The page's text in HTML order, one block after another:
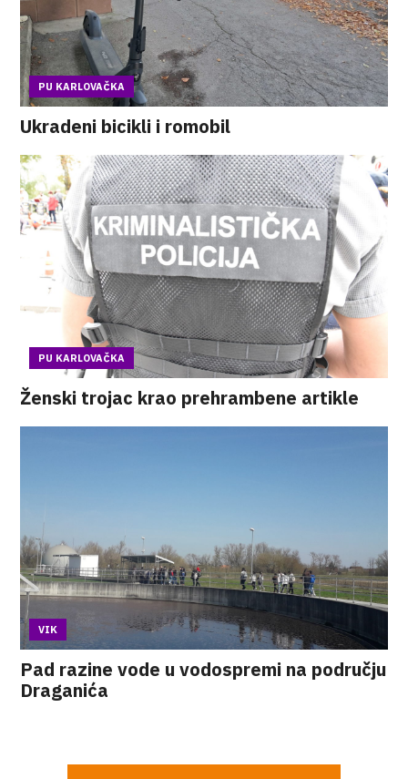
PU KARLOVAČKA
Ukradeni bicikli i romobil
PU KARLOVAČKA
Ženski trojac krao prehrambene artikle
VIK
Pad razine vode u vodospremi na području
Draganića